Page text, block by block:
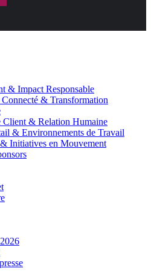
& Impact Responsable
& Transformation
Client & Relation Humaine
& Environnements de Travail
Initiatives en Mouvement